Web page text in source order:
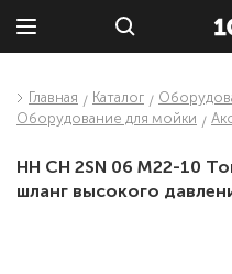
Главная Каталог
Оборудование для мойки
HH CH 2SN 06 M22-10
шланг высокого